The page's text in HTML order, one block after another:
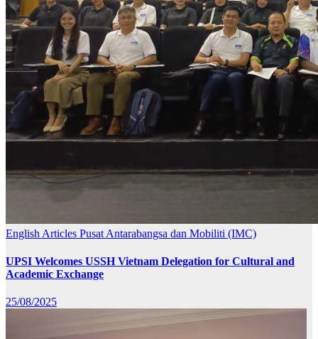
English Articles Pusat Antarabangsa dan Mobiliti (IMC)
UPSI Welcomes USSH Vietnam Delegation for Cultural and
Academic Exchange
25/08/2025